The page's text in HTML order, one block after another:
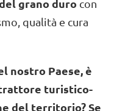
grano duro con
qualità e cura
nostro Paese, è
turistico-
del territorio? Se